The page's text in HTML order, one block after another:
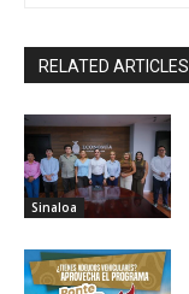
RELATED ARTICLES
Sinaloa